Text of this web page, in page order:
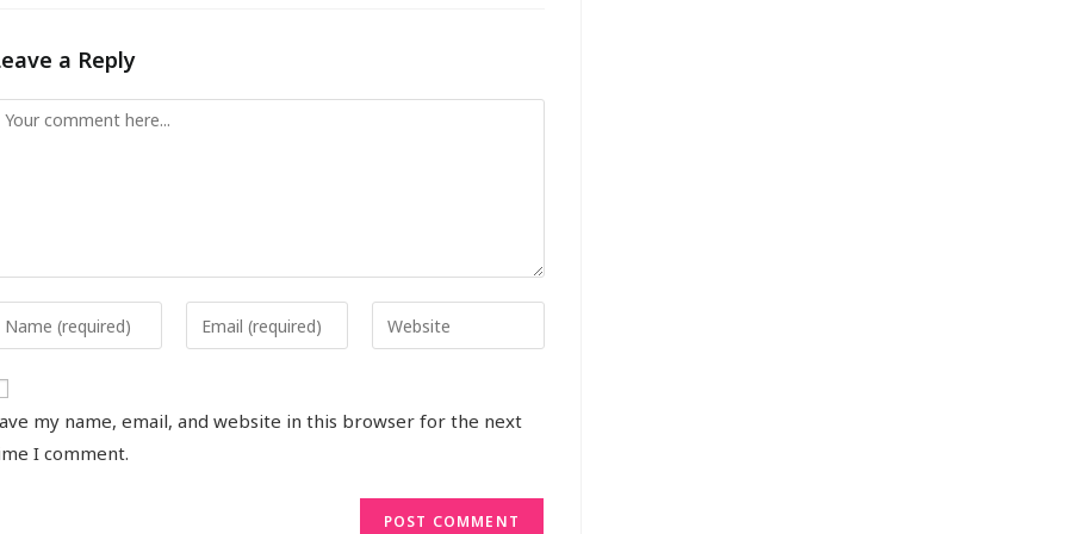
a Reply
my name, email, and website in this browser for the next
I comment.